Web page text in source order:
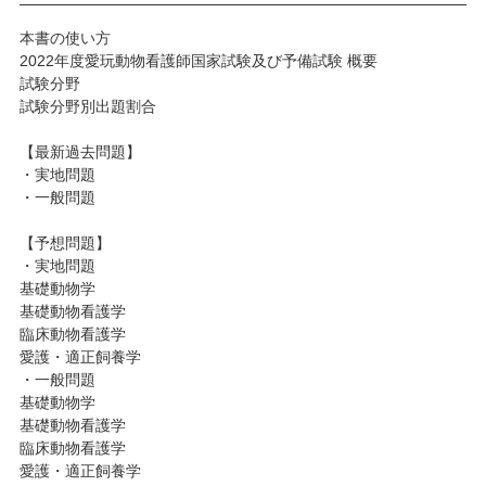
本書の使い方
2022年度愛玩動物看護師国家試験及び予備試験 概要
試験分野
試験分野別出題割合
【最新過去問題】
・実地問題
・一般問題
【予想問題】
・実地問題
基礎動物学
基礎動物看護学
臨床動物看護学
愛護・適正飼養学
・一般問題
基礎動物学
基礎動物看護学
臨床動物看護学
愛護・適正飼養学